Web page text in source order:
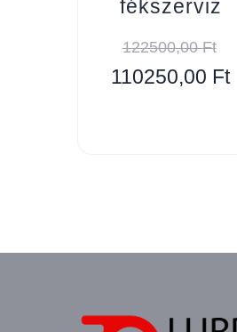
fékszerviz
122500,00Ft
110250,00 Ft